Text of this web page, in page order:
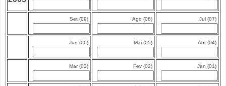
Set (09) Ago (08) Jul (07)
Jun (06) Mai (05) Abr (04)
Mar (03) Fev (02) Jan (01)